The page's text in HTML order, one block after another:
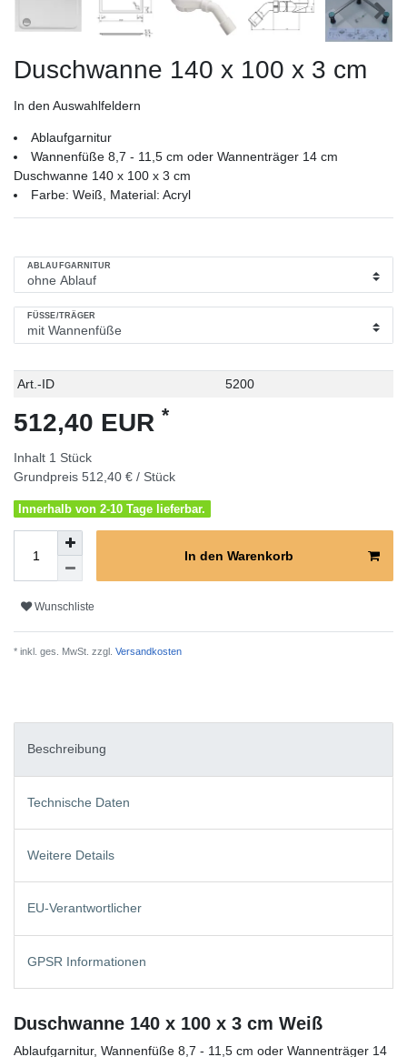
Duschwanne 140 x 100 x 3 cm
In den Auswahlfeldern
Ablaufgarnitur
Wannenfüße 8,7 - 11,5 cm oder Wannenträger 14 cm
Duschwanne 140 x 100 x 3 cm
Farbe: Weiß, Material: Acryl
ABLAUFGARNITUR
FÜSSE/TRÄGER
Technisches
Wert
Art.-ID 5200
512,40 EUR *
Inhalt 1 Stück
Grundpreis 512,40 € / Stück
Innerhalb von 2-10 Tage lieferbar.
In den Warenkorb
Wunschliste
* inkl. ges. MwSt. zzgl. Versandkosten
Beschreibung
Technische Daten
Weitere Details
EU-Verantwortlicher
GPSR Informationen
Duschwanne 140 x 100 x 3 cm Weiß
Ablaufgarnitur, Wannenfüße 8,7 - 11,5 cm oder Wannenträger 14